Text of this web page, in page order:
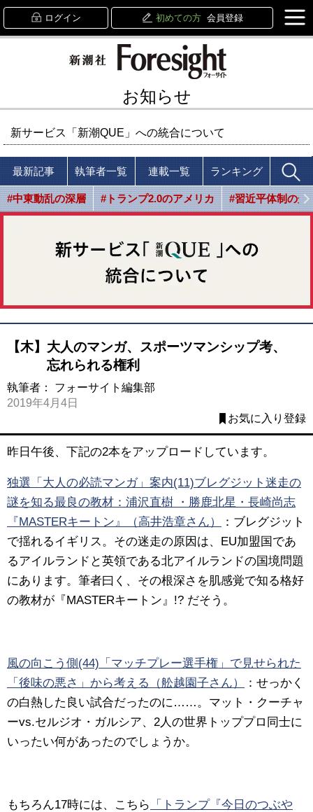
ログイン 初めての方 会員登録
お知らせ
新サービス「新潮QUE」への統合について
最新記事 執筆者一覧 連載一覧 ランキング
#中東動乱の深層 #トランプ2.0のアメリカ #習近平体制の光
【木】大人のマンガ、スポーツマンシップ考、
忘れられる権利
執筆者： フォーサイト編集部
2019年4月4日
お気に入り登録
昨日午後、下記の2本をアップロードしています。
独選「大人の必読マンガ」案内(11)ブレグジット迷走の
謎を知る最良の教材：浦沢直樹 ・勝鹿北星・長崎尚志
『MASTERキートン』（高井浩章さん）
： ブレグジット
で揺れるイギリス。その迷走の原因は、EU加盟国であ
るアイルランドと英領である北アイルランドの国境問題
にあります。筆者曰く、その根深さを肌感覚で知る格好
の教材が『MASTERキートン』!? だそう。
風の向こう側(44)「マッチプレー選手権」で見せられた
「後味の悪さ」から考える（舩越園子さん）
： せっかく
の白熱した良い試合だったのに……。マット・クーチャ
ーvs.セルジオ・ガルシア、2人の世界トッププロ同士に
いったい何があったのでしょうか。
もちろん17時には、こちら
「トランプ『今日のつぶや